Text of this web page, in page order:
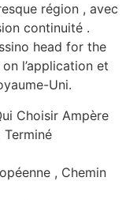
région , avec
continuité .
head for the
l’application et
Uni.
Choisir Ampère
Terminé
, Chemin